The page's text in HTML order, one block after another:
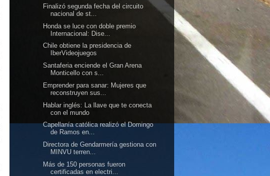
Finalizó segunda fecha del circuito
nacional de st...
Honda se luce con doble premio
Internacional: Dise...
Chile obtiene la presidencia de
IberVideojuegos
Santaferia enciende el Gran Arena
Monticello con s...
Emprender para sanar: Mujeres que
reconstruyen sus...
Hablar inglés: La llave que te conecta
con el mundo
Capellanía católica realizó el Domingo
de Ramos en...
Directora de Gendarmería gestiona con
MINVU terren...
Más de 150 personas fueron
certificadas en electri...